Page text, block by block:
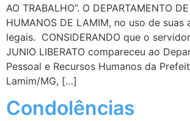
AO TRABALHO”. O DEPARTAMENTO
HUMANOS DE LAMIM, no uso de suas
legais. CONSIDERANDO que o
JUNIO LIBERATO compareceu ao
Pessoal e Recursos Humanos da
Lamim/MG, […]
Condolências